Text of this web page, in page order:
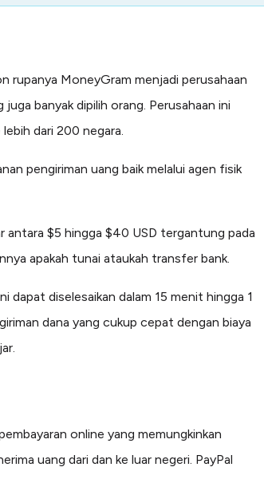
rupanya MoneyGram menjadi perusahaan
banyak dipilih orang. Perusahaan ini
dari 200 negara.
pengiriman uang baik melalui agen fisik
antara $5 hingga $40 USD tergantung pada
apakah tunai ataukah transfer bank.
dapat diselesaikan dalam 15 menit hingga 1
dana yang cukup cepat dengan biaya
online yang memungkinkan
uang dari dan ke luar negeri. PayPal